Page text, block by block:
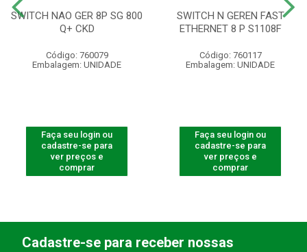
SWITCH NAO GER 8P SG 800
Q+ CKD
Código: 760079
Embalagem: UNIDADE
Faça seu login ou
cadastre-se para
ver preços e
comprar
SWITCH N GEREN FAST
ETHERNET 8 P S1108F
Código: 760117
Embalagem: UNIDADE
Faça seu login ou
cadastre-se para
ver preços e
comprar
Cadastre-se para receber nossas